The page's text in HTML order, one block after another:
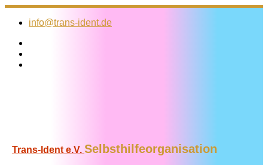
Zum
Inhalt
info@trans-ident.de
Trans-Ident e.V. Selbsthilfeorganisation